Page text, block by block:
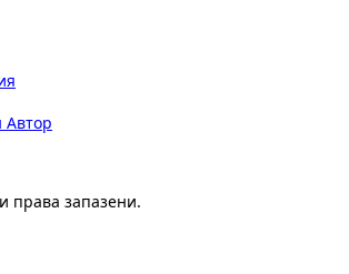
Автор
права запазени.